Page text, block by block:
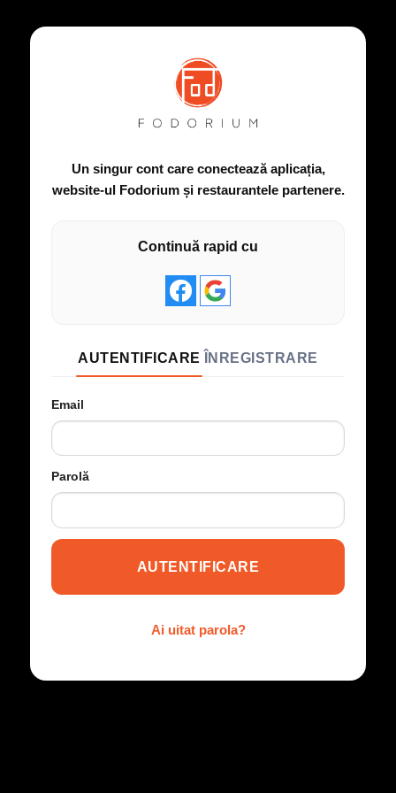
Un singur cont care conectează aplicația,
website-ul Fodorium și restaurantele partenere.
Continuă rapid cu
AUTENTIFICARE ÎNREGISTRARE
Email
Parolă
AUTENTIFICARE
Ai uitat parola?